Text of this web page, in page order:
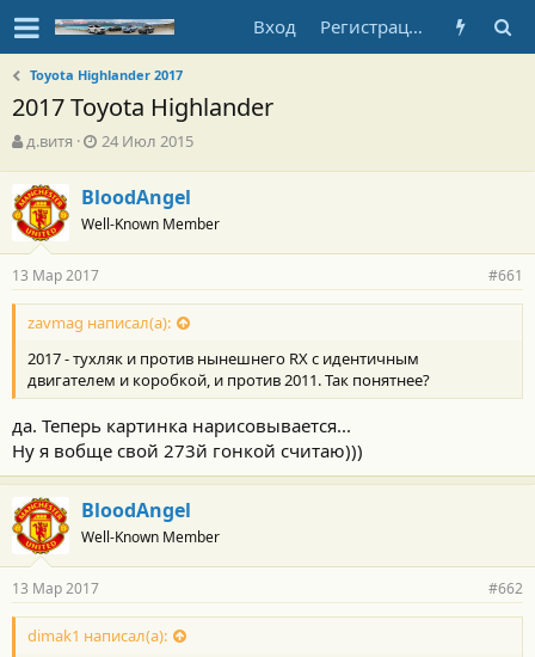
Вход Регистрация
Toyota Highlander 2017
2017 Toyota Highlander
А
т
о
р
т
е
м
ы
д.витя
Д
а
н
а
л
а
24 Июл 2015
BloodAngel
Well-Known Member
13 Мар 2017 #661
zavmag написал(а):
2017 - тухляк и против нынешнего RX с идентичным
двигателем и коробкой, и против 2011. Так понятнее?
да. Теперь картинка нарисовывается...
Ну я вобще свой 273й гонкой считаю)))
BloodAngel
Well-Known Member
13 Мар 2017 #662
dimak1 написал(а):